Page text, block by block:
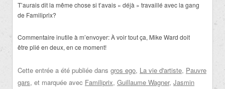
T’aurais dit la même chose si t’avais « déjà » travaillé avec la gang
de Familiprix?
Commentaire inutile à m’envoyer: À voir tout ça, Mike Ward doit
être plié en deux, en ce moment!
Cette entrée a été publiée dans gros ego, La vie d'artiste, Pauvre
gars, et marquée avec Familiprix, Guillaume Wagner, Jasmin